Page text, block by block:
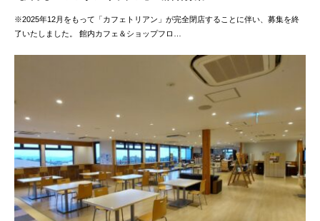
※2025年12月をもって「カフェトリアン」が完全閉店することに伴い、募集を終
了いたしました。 館内カフェ＆ショップフロ…